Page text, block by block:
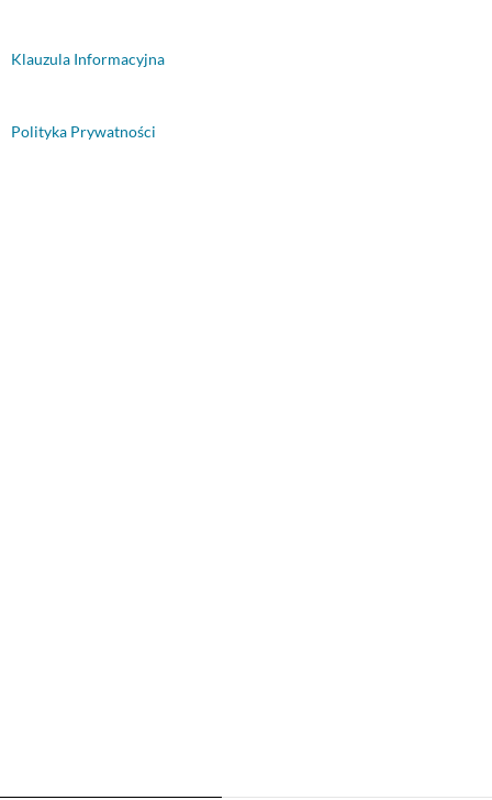
Klauzula Informacyjna
Polityka Prywatności